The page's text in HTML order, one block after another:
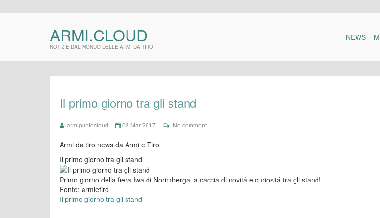
ARMI.CLOUD
NOTIZIE DAL MONDO DELLE ARMI DA TIRO
NEWS
Il primo giorno tra gli stand
armipuntocloud 03 Mar 2017 No comment
Armi da tiro news da Armi e Tiro
Il primo giorno tra gli stand
Primo giorno della fiera Iwa di Norimberga, a caccia di novitá e curiositá tra gli stand!
Fonte: armietiro
Il primo giorno tra gli stand